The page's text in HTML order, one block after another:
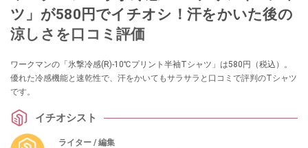
ツ」が580円でイチオシ！汗をかいた後の
涼しさを口コミ評価
ワークマンの「氷撃冷感(R)-10℃プリント半袖Tシャツ」は580円（税込）。
優れた冷感機能と速乾性で、汗をかいてもサラサラと口コミで評判のTシャツ
です。
イチオシスト
ライター / 編集